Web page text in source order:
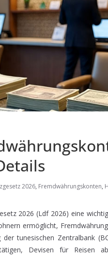
2026, Fremdwährungskonten,
2026 (Ldf 2026) eine
ermöglicht,
tunesischen Zentralbank
Devisen für Reisen